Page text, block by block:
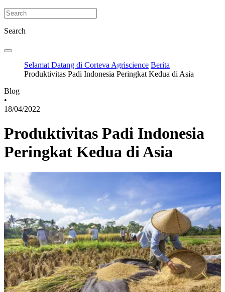
Search
Selamat Datang di Corteva Agriscience Berita
Produktivitas Padi Indonesia Peringkat Kedua di Asia
Blog
•
18/04/2022
Produktivitas Padi Indonesia
Peringkat Kedua di Asia